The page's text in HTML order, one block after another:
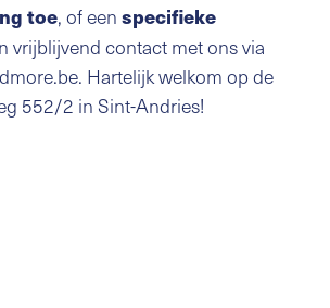
toe, of een specifieke
vrijblijvend contact met ons via
Hartelijk welkom op de
552/2 in Sint-Andries!